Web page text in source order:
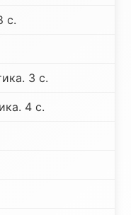
с.
3 с.
4 с.